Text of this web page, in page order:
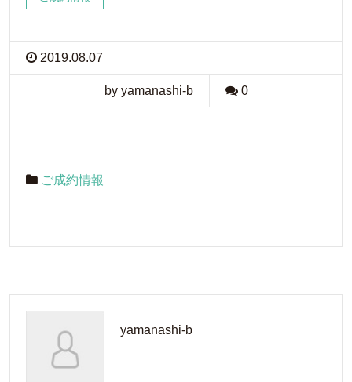
2019.08.07
by yamanashi-b 0
ご成約情報
yamanashi-b